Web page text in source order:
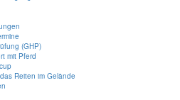
(GHP)
mit Pferd
Reiten im Gelände